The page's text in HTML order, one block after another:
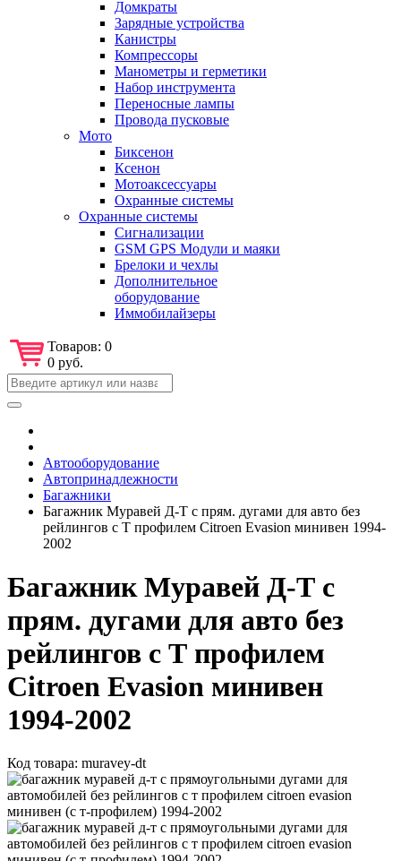
Домкраты
Зарядные устройства
Канистры
Компрессоры
Манометры и герметики
Набор инструмента
Переносные лампы
Провода пусковые
Мото
Биксенон
Ксенон
Мотоаксессуары
Охранные системы
Охранные системы
Сигнализации
GSM GPS Модули и маяки
Брелоки и чехлы
Дополнительное
оборудование
Иммобилайзеры
Товаров: 0
0 руб.
Автооборудование
Автопринадлежности
Багажники
Багажник Муравей Д-Т с прям. дугами для авто без
рейлингов с Т профилем Citroen Evasion минивен 1994-
2002
Багажник Муравей Д-Т с
прям. дугами для авто без
рейлингов с Т профилем
Citroen Evasion минивен
1994-2002
Код товара: muravey-dt